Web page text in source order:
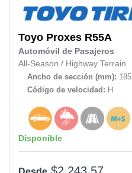
Toyo Proxes R55A
Automóvil de Pasajeros
All-Season / Highway Terrain
Ancho de sección (mm): 185
Código de velocidad: H
Disponible